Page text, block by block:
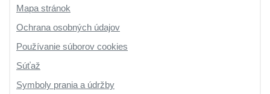
Mapa stránok
Ochrana osobných údajov
Používanie súborov cookies
Súťaž
Symboly prania a údržby